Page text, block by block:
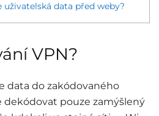
uživatelská data před weby?
VPN?
data do zakódovaného
pouze zamýšlený